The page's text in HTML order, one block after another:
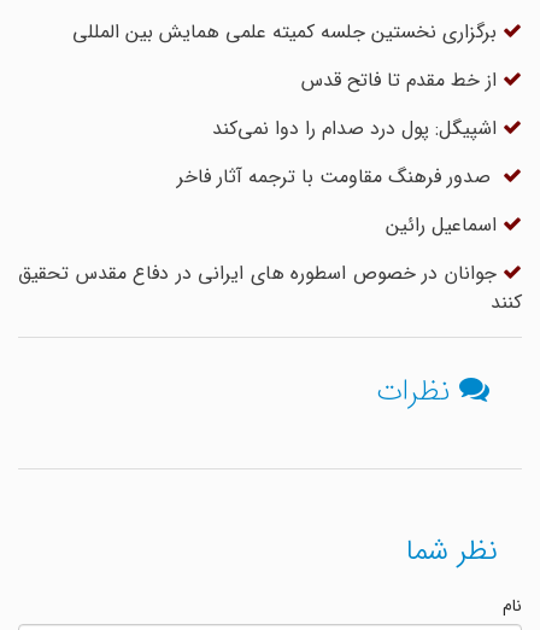
برگزاری نخستین جلسه کمیته علمی همایش بین المللی
​​​​​​​از خط مقدم تا فاتح قدس
اشپیگل: پول درد صدام را دوا نمی‌کند
صدور فرهنگ مقاومت با ترجمه آثار فاخر
اسماعیل رائین
جوانان در خصوص اسطوره های ایرانی در دفاع مقدس تحقیق
کنند
نظرات
نظر شما